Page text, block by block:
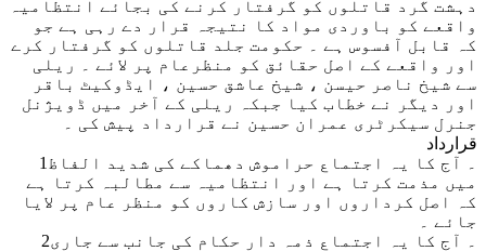
دہشت گرد قاتلوں کو گرفتار کرنے کی بجائے انتظامیہ
واقعے کو باوردی مواد کا نتیجہ قرار دے رہی ہے جو
کہ قابل آفسوس ہے ۔ حکومت جلد قاتلوں کو گرفتار کرے
اور واقعے کے اصل حقائق کو منظرعام پر لائے ۔ ریلی
سے شیخ ناصر حیسن ، شیخ عاشق حسین ، ایڈوکیٹ باقر
اور دیگر نے خطاب کیا جبکہ ریلی کے آخر میں ڈویژنل
جنرل سیکرٹری عمران حسین نے قرارداد پیش کی ۔
قرارداد
1۔ آج کا یہ اجتماع حراموش دھماکے کی شدید الفاظ
میں مذمت کرتا ہے اور انتظامیہ سے مطالبہ کرتا ہے
کہ اصل کرداروں اور سازش کاروں کو منظر عام پر لایا
جائے ۔
2۔ آج کا یہ اجتماع ذمہ دار حکام کی جانب سے جاری